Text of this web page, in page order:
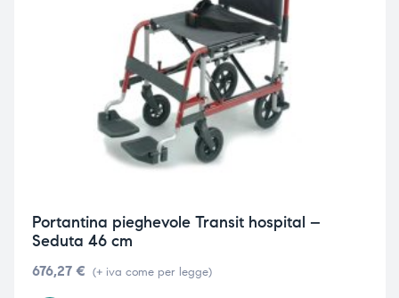
Portantina pieghevole Transit hospital –
Seduta 46 cm
676,27 € (+ iva come per legge)